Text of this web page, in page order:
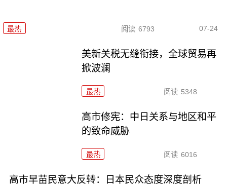
最热 阅读 6793 07-24
美新关税无缝衔接，全球贸易再
掀波澜
最热 阅读 5348
高市修宪：中日关系与地区和平
的致命威胁
最热 阅读 6016
高市早苗民意大反转：日本民众态度深度剖析